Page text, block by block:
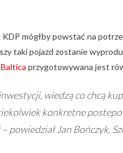
mógłby powstać na
taki pojazd zostanie
przygotowywana jest
wiedzą co chcą
konkretne
powiedział Jan Bończyk,